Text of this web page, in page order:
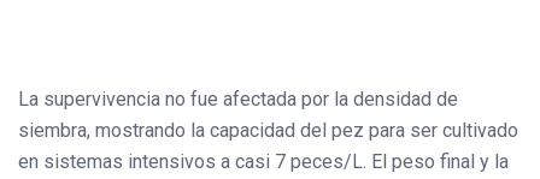
La supervivencia no fue afectada por la densidad de
siembra, mostrando la capacidad del pez para ser cultivado
en sistemas intensivos a casi 7 peces/L. El peso final y la